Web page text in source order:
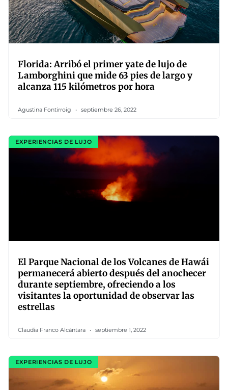
Florida: Arribó el primer yate de lujo de
Lamborghini que mide 63 pies de largo y
alcanza 115 kilómetros por hora
Agustina Fontirroig septiembre 26, 2022
EXPERIENCIAS DE LUJO
El Parque Nacional de los Volcanes de Hawái
permanecerá abierto después del anochecer
durante septiembre, ofreciendo a los
visitantes la oportunidad de observar las
estrellas
Claudia Franco Alcántara septiembre 1, 2022
EXPERIENCIAS DE LUJO